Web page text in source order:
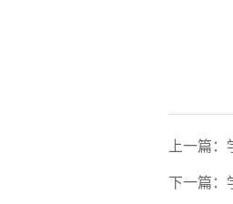
上一篇：
下一篇：